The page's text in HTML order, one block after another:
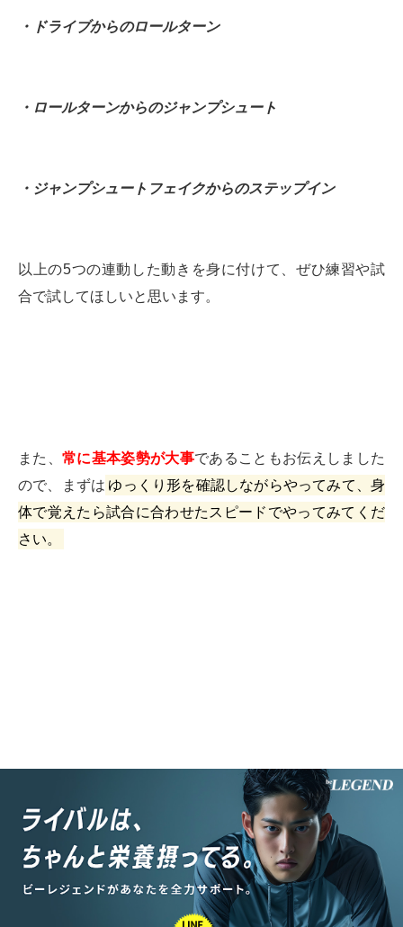
・ドライブからのロールターン
・ロールターンからのジャンプシュート
・ジャンプシュートフェイクからのステップイン
以上の5つの連動した動きを身に付けて、ぜひ練習や試
合で試してほしいと思います。
また、 常に基本姿勢が大事であることもお伝えしました
ので、まずは ゆっくり形を確認しながらやってみて、身
体で覚えたら試合に合わせたスピードでやってみてくだ
さい。